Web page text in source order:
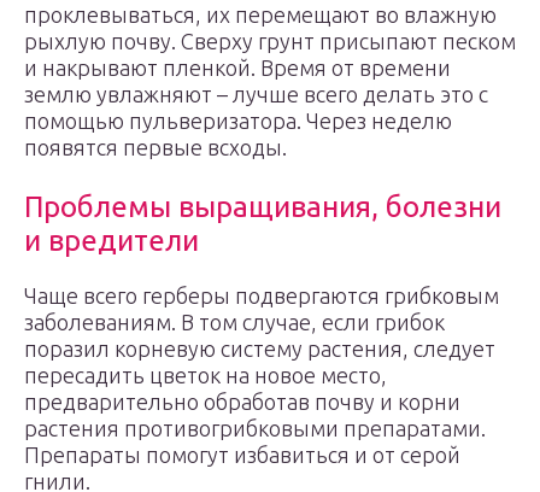
проклевываться, их перемещают во влажную
рыхлую почву. Сверху грунт присыпают песком
и накрывают пленкой. Время от времени
землю увлажняют – лучше всего делать это с
помощью пульверизатора. Через неделю
появятся первые всходы.
Проблемы выращивания, болезни
и вредители
Чаще всего герберы подвергаются грибковым
заболеваниям. В том случае, если грибок
поразил корневую систему растения, следует
пересадить цветок на новое место,
предварительно обработав почву и корни
растения противогрибковыми препаратами.
Препараты помогут избавиться и от серой
гнили.